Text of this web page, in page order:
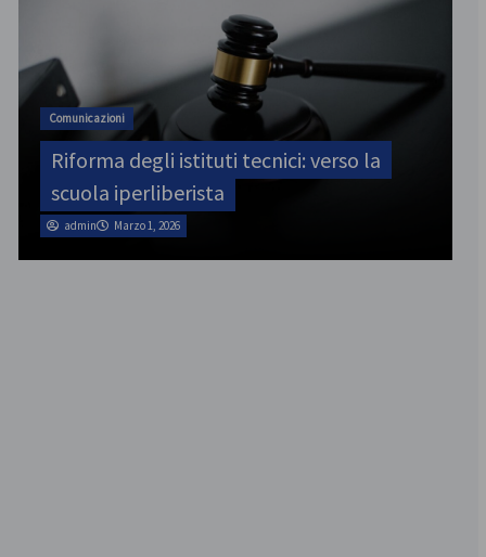
ATA
SINATAS Venezia, assemblea provinciale
il 31 luglio
admin Marzo 1, 2026